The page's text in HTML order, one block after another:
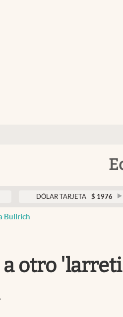
DÓLAR TARJETA $ 1976 0.00%
Bullrich
otro